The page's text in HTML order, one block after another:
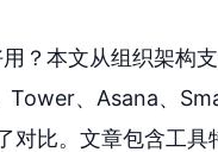
？本文从组织架构
Tower、Asana、
比。文章包含工具